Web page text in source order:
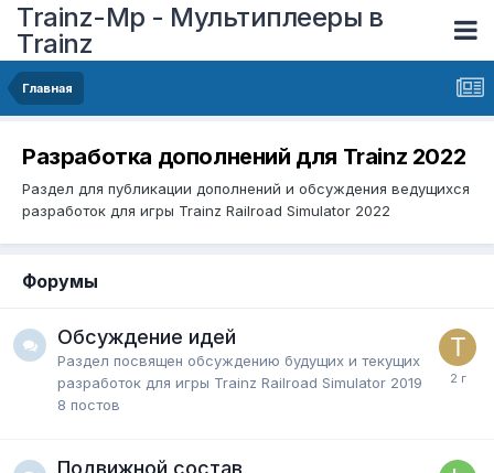
Trainz-Mp - Мультиплееры в
Trainz
Главная
Разработка дополнений для Trainz 2022
Раздел для публикации дополнений и обсуждения ведущихся
разработок для игры Trainz Railroad Simulator 2022
Форумы
Обсуждение идей
Раздел посвящен обсуждению будущих и текущих
разработок для игры Trainz Railroad Simulator 2019
8 постов
Подвижной состав